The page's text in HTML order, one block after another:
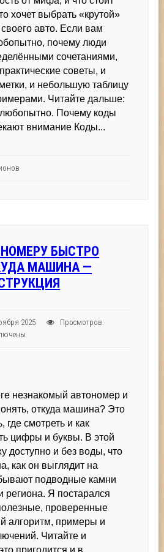
хочет выбрать «крутой»
авто. Если вам
почему люди
сочетаниями,
советы, и
и небольшую таблицу
Читайте дальше:
любопытно. Почему коды
внимание Коды...
БЫСТРО
МАШИНА —
2025
Просмотров:
незнакомый автономер и
откуда машина? Это
где смотреть и как
цифры и буквы. В этой
доступно и без воды, что
как он выглядит на
подводные камни
региона. Я постарался
проверенные
алгоритм, примеры и
Читайте и
пригодится и в